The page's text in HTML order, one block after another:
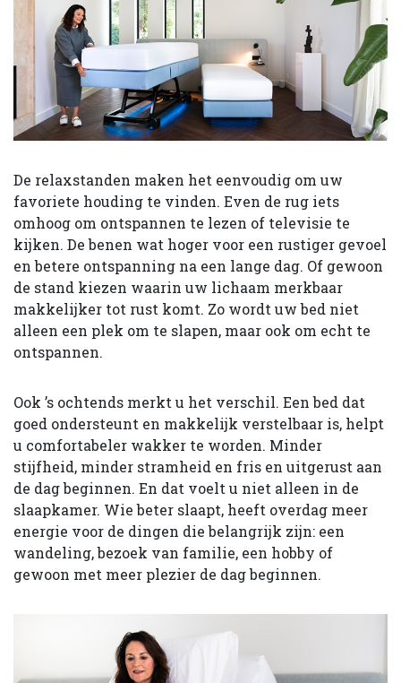
De relaxstanden maken het eenvoudig om uw
favoriete houding te vinden. Even de rug iets
omhoog om ontspannen te lezen of televisie te
kijken. De benen wat hoger voor een rustiger gevoel
en betere ontspanning na een lange dag. Of gewoon
de stand kiezen waarin uw lichaam merkbaar
makkelijker tot rust komt. Zo wordt uw bed niet
alleen een plek om te slapen, maar ook om echt te
ontspannen.
Ook ’s ochtends merkt u het verschil. Een bed dat
goed ondersteunt en makkelijk verstelbaar is, helpt
u comfortabeler wakker te worden. Minder
stijfheid, minder stramheid en fris en uitgerust aan
de dag beginnen. En dat voelt u niet alleen in de
slaapkamer. Wie beter slaapt, heeft overdag meer
energie voor de dingen die belangrijk zijn: een
wandeling, bezoek van familie, een hobby of
gewoon met meer plezier de dag beginnen.